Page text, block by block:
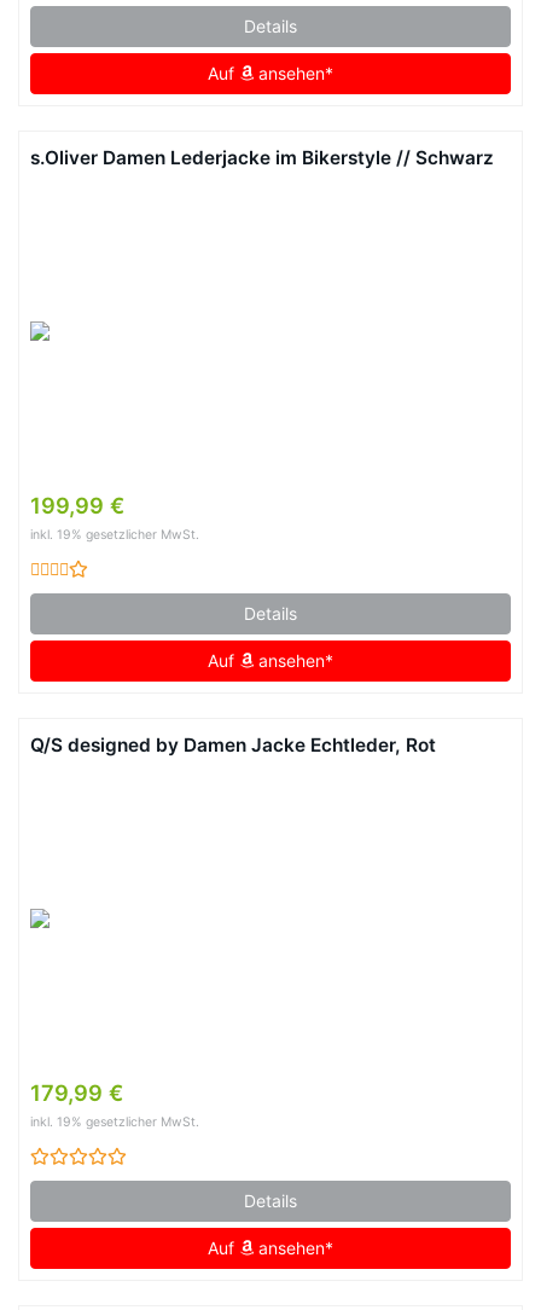
Details
Auf ansehen*
s.Oliver Damen Lederjacke im Bikerstyle // Schwarz
199,99 €
inkl. 19% gesetzlicher MwSt.
Details
Auf ansehen*
Q/S designed by Damen Jacke Echtleder, Rot
179,99 €
inkl. 19% gesetzlicher MwSt.
Details
Auf ansehen*